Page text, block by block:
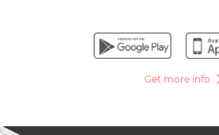
Get more info